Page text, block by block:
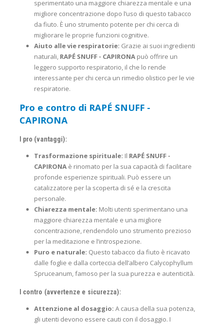
sperimentato una maggiore chiarezza mentale e una
migliore concentrazione dopo l’uso di questo tabacco
da fiuto. È uno strumento potente per chi cerca di
migliorare le proprie funzioni cognitive.
Aiuto alle vie respiratorie: Grazie ai suoi ingredienti
naturali, RAPÉ SNUFF - CAPIRONApuò offrire un
leggero supporto respiratorio, il che lo rende
interessante per chi cerca un rimedio olistico per le vie
respiratorie.
Pro e contro di RAPÉ SNUFF -
CAPIRONA
I pro (vantaggi):
Trasformazione spirituale: Il RAPÉ SNUFF -
CAPIRONAè rinomato per la sua capacità di facilitare
profonde esperienze spirituali. Può essere un
catalizzatore per la scoperta di sé e la crescita
personale.
Chiarezza mentale: Molti utenti sperimentano una
maggiore chiarezza mentale e una migliore
concentrazione, rendendolo uno strumento prezioso
per la meditazione e l’introspezione.
Puro e naturale: Questo tabacco da fiuto è ricavato
dalle foglie e dalla corteccia dell’albero Calycophyllum
Spruceanum, famoso per la sua purezza e autenticità.
I contro (avvertenze e sicurezza):
Attenzione al dosaggio: A causa della sua potenza,
gli utenti devono essere cauti con il dosaggio. I